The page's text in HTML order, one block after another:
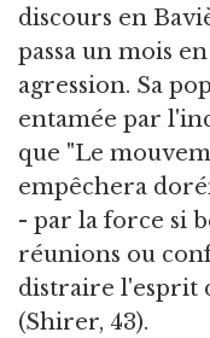
discours en
passa un mois
agression. Sa
entamée par
que "Le
empêchera
- par la force si
réunions ou
distraire l'esprit
(Shirer, 43).